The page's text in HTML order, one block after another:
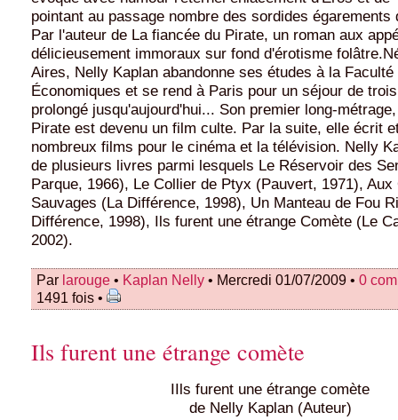
pointant au passage nombre des sordides égarements
Par l'auteur de La fiancée du Pirate, un roman aux
délicieusement immoraux sur fond d'érotisme
Aires, Nelly Kaplan abandonne ses études à la
Économiques et se rend à Paris pour un séjour de
prolongé jusqu'aujourd'hui... Son premier long-
Pirate est devenu un film culte. Par la suite, elle écrit
nombreux films pour le cinéma et la télévision. Nelly
de plusieurs livres parmi lesquels Le Réservoir des
Parque, 1966), Le Collier de Ptyx (Pauvert, 1971), Aux
Sauvages (La Différence, 1998), Un Manteau de Fou
Différence, 1998), Ils furent une étrange Comète (Le
2002).
Par larouge • Kaplan Nelly • Mercredi 01/07/2009 • 0
1491 fois •
Ils furent une étrange comète
IIls furent une étrange comète
de Nelly Kaplan (Auteur)